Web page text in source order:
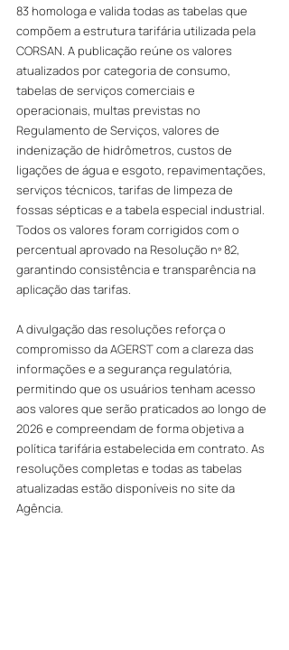
83 homologa e valida todas as tabelas que
compõem a estrutura tarifária utilizada pela
CORSAN. A publicação reúne os valores
atualizados por categoria de consumo,
tabelas de serviços comerciais e
operacionais, multas previstas no
Regulamento de Serviços, valores de
indenização de hidrômetros, custos de
ligações de água e esgoto, repavimentações,
serviços técnicos, tarifas de limpeza de
fossas sépticas e a tabela especial industrial.
Todos os valores foram corrigidos com o
percentual aprovado na Resolução nº 82,
garantindo consistência e transparência na
aplicação das tarifas.
A divulgação das resoluções reforça o
compromisso da AGERST com a clareza das
informações e a segurança regulatória,
permitindo que os usuários tenham acesso
aos valores que serão praticados ao longo de
2026 e compreendam de forma objetiva a
política tarifária estabelecida em contrato. As
resoluções completas e todas as tabelas
atualizadas estão disponíveis no site da
Agência.